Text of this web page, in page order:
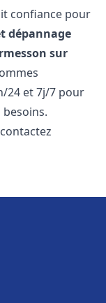
confiance pour
dépannage
sur
24 et 7j/7 pour